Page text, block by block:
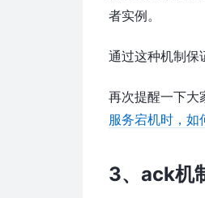
者实例。
通过这种机制保
再次提醒一下大
服务宕机时，如
3、ack机